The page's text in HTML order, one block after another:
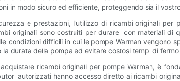
in modo sicuro ed efficiente, proteggendo sia il
e prestazioni, l'utilizzo di ricambi originali per
originali sono costruiti per durare, con materiali di
condizioni difficili in cui le pompe Warman vengono
la durata della pompa ed evitare costosi tempi di
ricambi originali per pompe Warman, è
autorizzati hanno accesso diretto ai ricambi